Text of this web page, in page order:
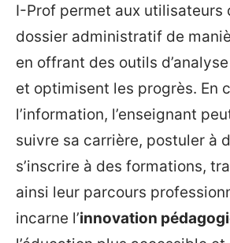
I-Prof permet aux utilisateurs
dossier administratif de
en offrant des outils
et optimisent les progrès. En
l’information, l’enseignant
suivre sa carrière, postuler à
s’inscrire à des formations,
ainsi leur parcours
incarne l’innovation